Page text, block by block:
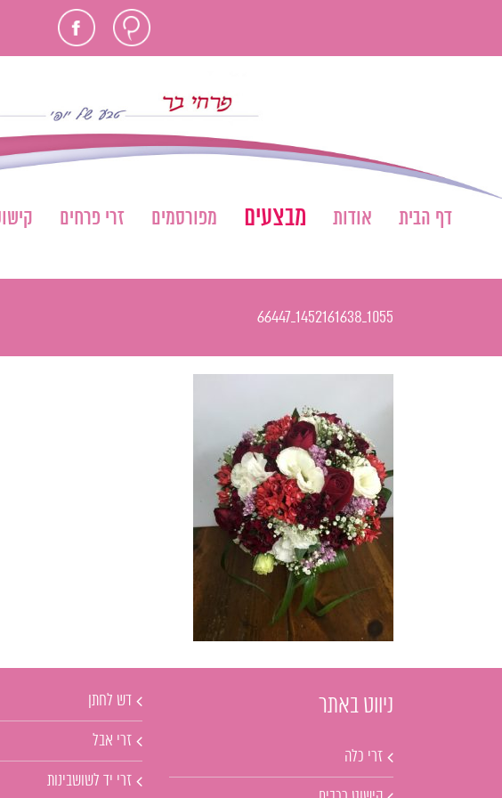
חוות
דעת
פייסבוק
דף הבית אודות מבצעים מפורסמים זרי פרחים
1055_1452161638_66447
ניווט באתר
זרי כלה
דש לחתן
זרי אבל
זרי יד לשושבינות